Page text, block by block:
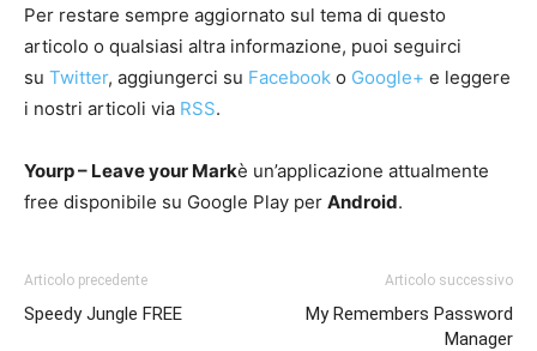
Per restare sempre aggiornato sul tema di questo
articolo o qualsiasi altra informazione, puoi seguirci
su Twitter, aggiungerci su Facebook o Google+ e leggere
i nostri articoli via RSS.
Yourp – Leave your Markè un’applicazione attualmente
free disponibile su Google Play per Android.
Articolo precedente
Speedy Jungle FREE
Articolo successivo
My Remembers Password
Manager